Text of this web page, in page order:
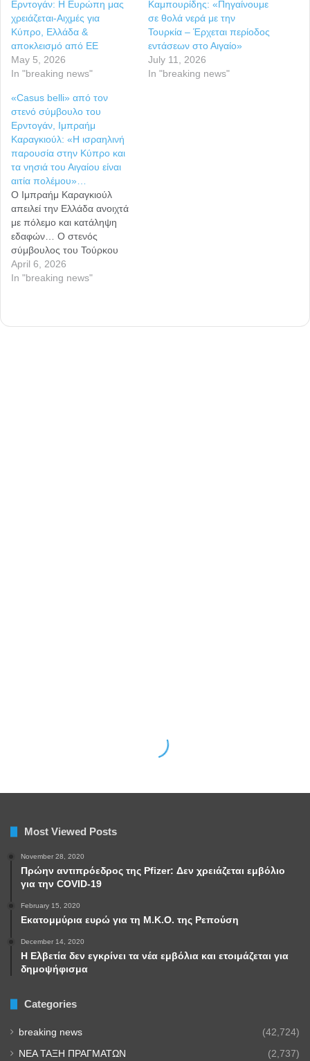
Most Viewed Posts
November 28, 2020
Πρώην αντιπρόεδρος της Pfizer: Δεν χρειάζεται εμβόλιο
για την COVID-19
February 15, 2020
Εκατομμύρια ευρώ για τη Μ.Κ.Ο. της Ρεπούση
December 14, 2020
Η Ελβετία δεν εγκρίνει τα νέα εμβόλια και ετοιμάζεται για
δημοψήφισμα
Categories
breaking news (42,724)
NEA TAΞΗ ΠΡΑΓΜΑΤΩΝ (2,737)